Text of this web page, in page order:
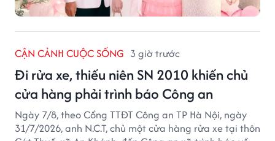
CẬN CẢNH CUỘC SỐNG 3 giờ trước
Đi rửa xe, thiếu niên SN 2010 khiến chủ
cửa hàng phải trình báo Công an
Ngày 7/8, theo Cổng TTĐT Công an TP Hà Nội, ngày
31/7/2026, anh N.C.T, chủ một cửa hàng rửa xe tại thôn